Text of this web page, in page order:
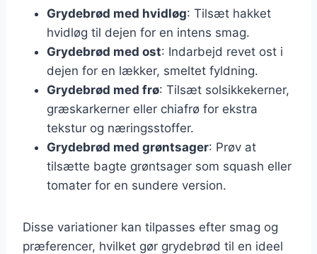
Grydebrød med hvidløg: Tilsæt hakket
hvidløg til dejen for en intens smag.
Grydebrød med ost: Indarbejd revet ost i
dejen for en lækker, smeltet fyldning.
Grydebrød med frø: Tilsæt solsikkekerner,
græskarkerner eller chiafrø for ekstra
tekstur og næringsstoffer.
Grydebrød med grøntsager: Prøv at
tilsætte bagte grøntsager som squash eller
tomater for en sundere version.
Disse variationer kan tilpasses efter smag og
præferencer, hvilket gør grydebrød til en ideel